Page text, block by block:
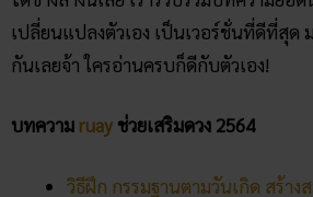
9 สถานที่ทำบุญตอนปีใหม่ 2564
กับรวย!
ดูดวงโชคลาภ ธันวาคม 63 ราศีไห
ชำระหนี้สงฆ์ กับอานิสงค์ของการ
ทำบุญ​เสริมดวงตามวันเกิด ควรไ